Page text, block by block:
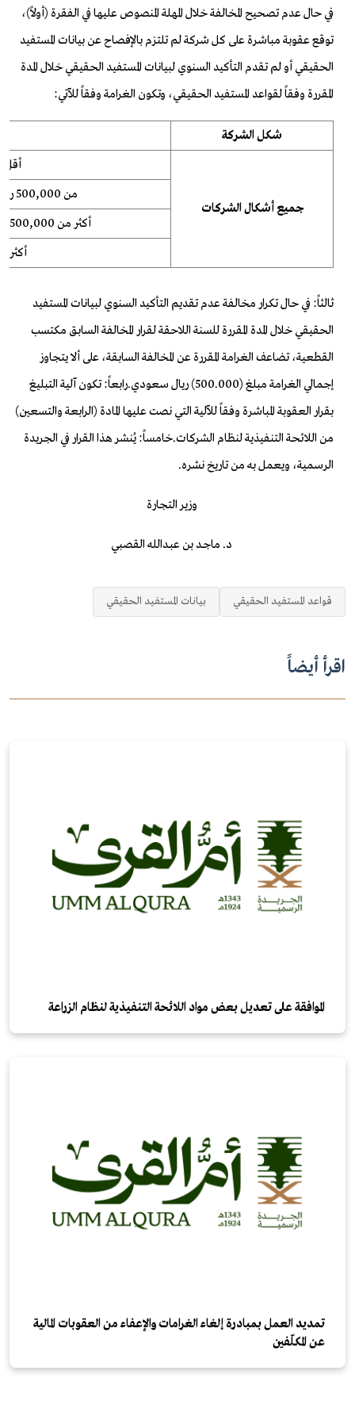
في حال عدم تصحيح المخالفة خلال المهلة المنصوص عليها في الفقرة (أولاً)،
توقع عقوبة مباشرة على كل شركة لم تلتزم بالإفصاح عن بيانات المستفيد
الحقيقي أو لم تقدم التأكيد السنوي لبيانات المستفيد الحقيقي خلال المدة
المقررة وفقاً لقواعد المستفيد الحقيقي، وتكون الغرامة وفقاً للآتي:
شكل الشركة
جميع أشكال الشركات
أقل من
من 500,000 ريال سعودي إلى 2,500,000 ريال سعودي
أكثر من 2,500,000 ريال سعودي إلى 5,000,000 رال سعودي
أكثر من 5,000.000
ثالثاً: في حال تكرار مخالفة عدم تقديم التأكيد السنوي لبيانات المستفيد
الحقيقي خلال المدة المقررة للسنة اللاحقة لقرار المخالفة السابق مكتسب
القطعية، تضاعف الغرامة المقررة عن المخالفة السابقة، على ألا يتجاوز
إجمالي الغرامة مبلغ (500.000) ريال سعودي.رابعاً: تكون آلية التبليغ
بقرار العقوبة المباشرة وفقاً للآلية التي نصت عليها المادة (الرابعة والتسعين)
من اللائحة التنفيذية لنظام الشركات.خامساً: يُنشر هذا القرار في الجريدة
الرسمية، ويعمل به من تاريخ نشره.
وزير التجارة
د. ماجـد بن عبـدالله القصبي
قواعد المستفيد الحقيقي بيانات المستفيد الحقيقي
اقرأ أيضاً
الموافقة على تعديل بعض مواد اللائحة التنفيذية لنظام الزراعة
تمديد العمل بمبادرة إلغاء الغرامات والإعفاء من العقوبات المالية
عن المكلّفين